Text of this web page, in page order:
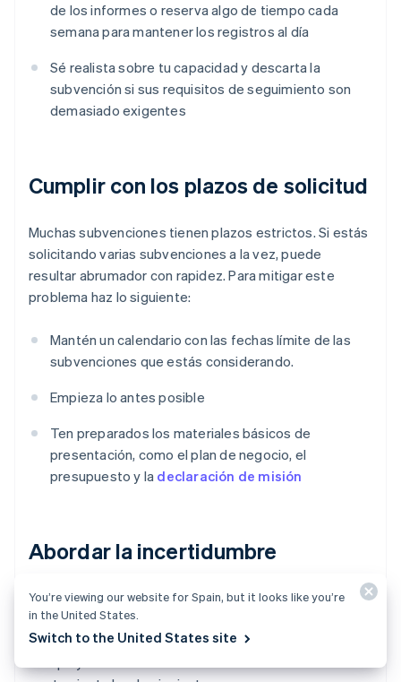
de los informes o reserva algo de tiempo cada
semana para mantener los registros al día
Sé realista sobre tu capacidad y descarta la
subvención si sus requisitos de seguimiento son
demasiado exigentes
Cumplir con los plazos de solicitud
Muchas subvenciones tienen plazos estrictos. Si estás
solicitando varias subvenciones a la vez, puede
resultar abrumador con rapidez. Para mitigar este
problema haz lo siguiente:
Mantén un calendario con las fechas límite de las
subvenciones que estás considerando.
Empieza lo antes posible
Ten preparados los materiales básicos de
presentación, como el plan de negocio, el
presupuesto y la declaración de misión
Abordar la incertidumbre
No importa lo buena que sea tu solicitud, no hay
garantía de que vayas a ganar. Esto puede resultar
desalentador, especialmente si has invertido mucho
You’re viewing our website for Spain, but it looks like you’re
in the United States.
Switch to the United States site